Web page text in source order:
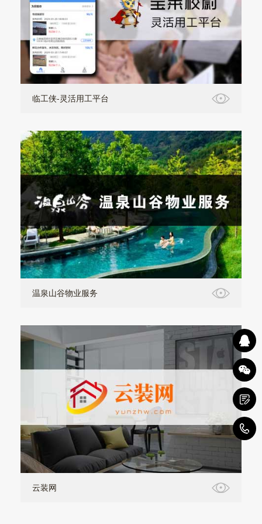
临工侠-灵活用工平台
温泉山谷物业服务
云装网